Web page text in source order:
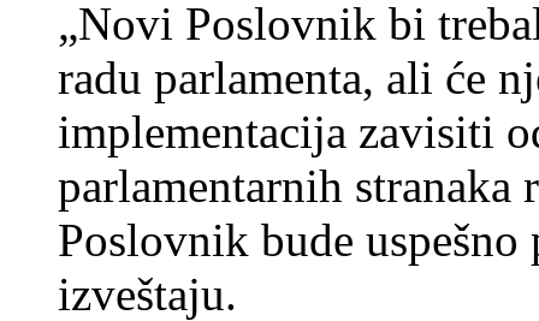
„Novi Poslovnik bi
radu parlamenta, ali će
implementacija zavisiti
parlamentarnih stranaka
Poslovnik bude
izveštaju.